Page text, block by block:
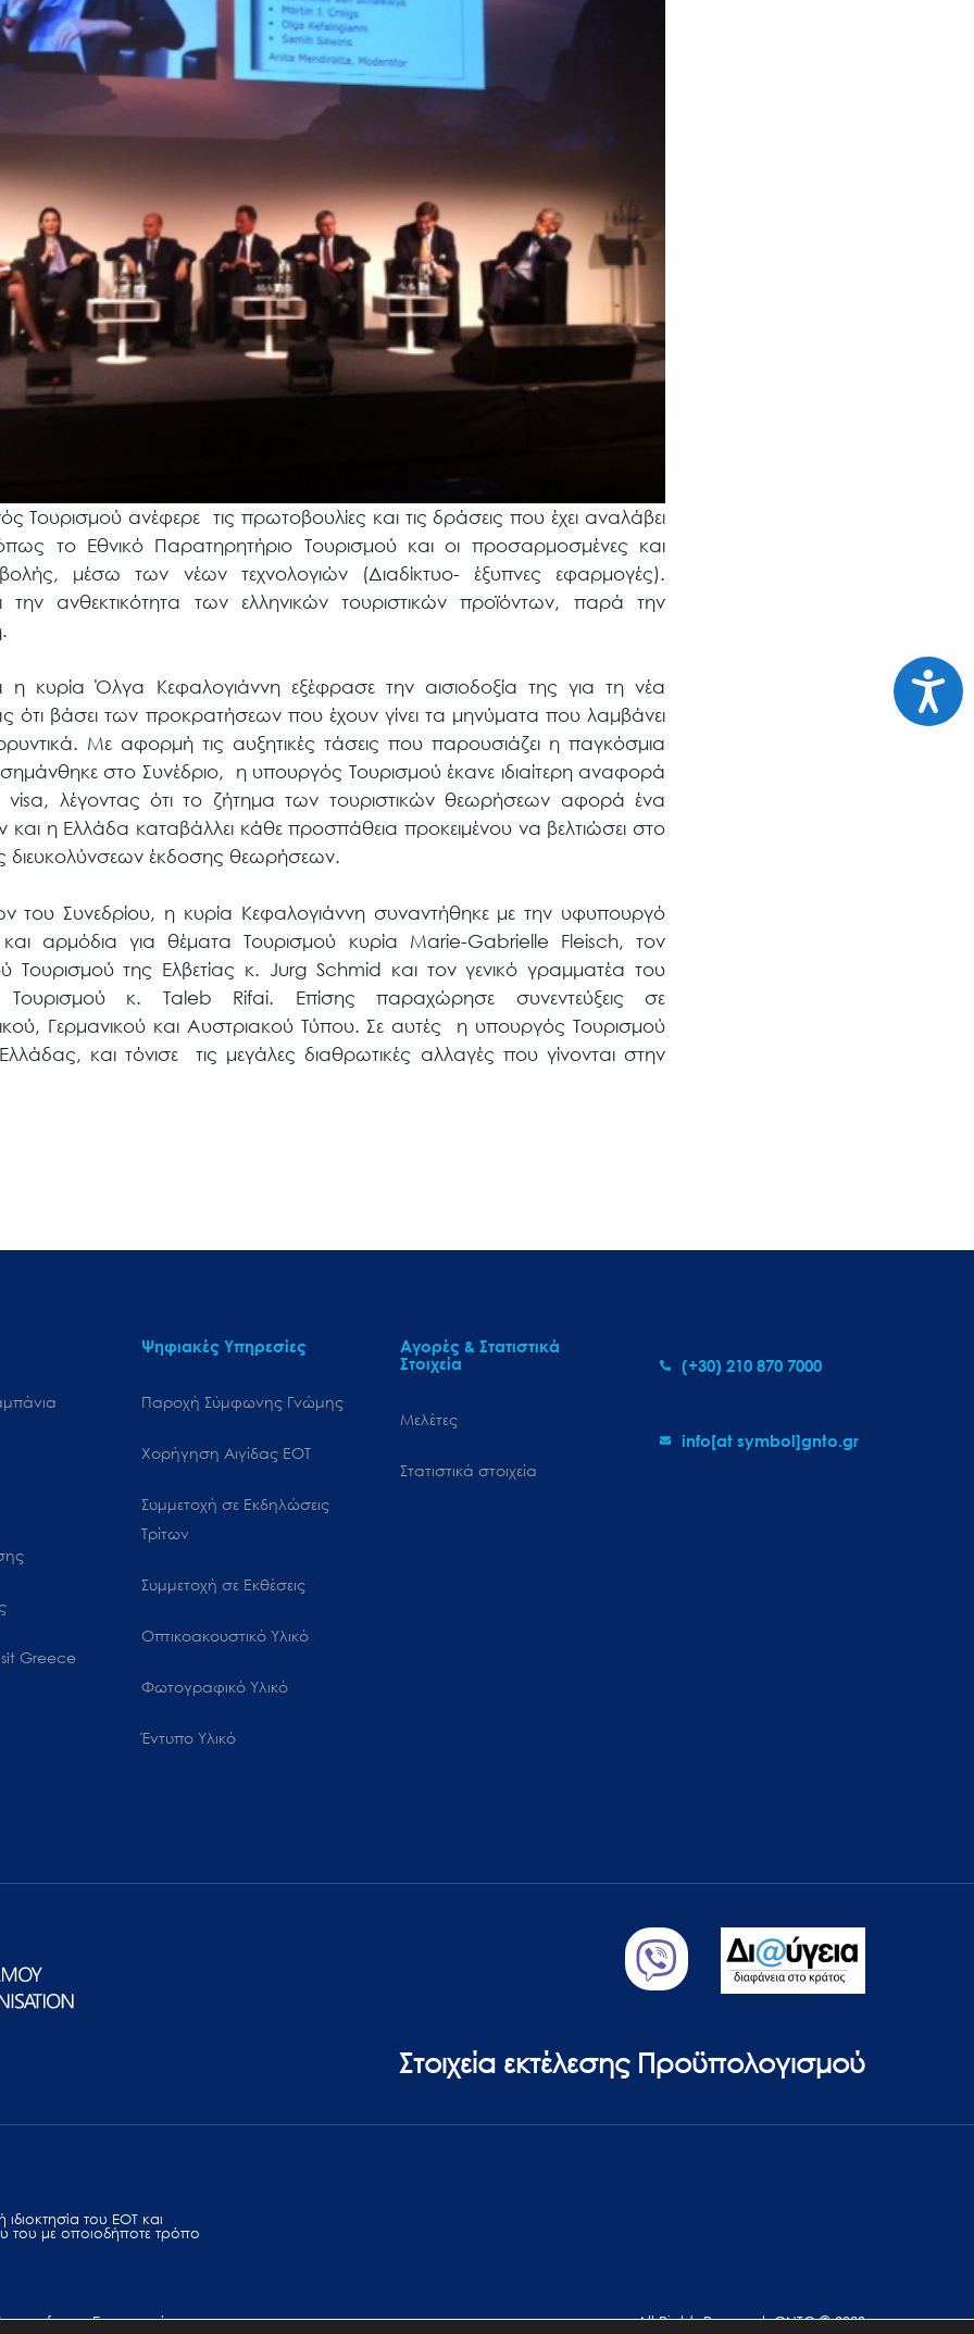
Τουρισμού ανέφερε τις πρωτοβουλίες και τις δράσεις που έχει αναλάβει
το Εθνικό Παρατηρητήριο Τουρισμού και οι προσαρμοσμένες και
μέσω των νέων τεχνολογιών (Διαδίκτυο- έξυπνες εφαρμογές).
ανθεκτικότητα των ελληνικών τουριστικών προϊόντων, παρά την
κυρία Όλγα Κεφαλογιάννη εξέφρασε την αισιοδοξία της για τη νέα
ότι βάσει των προκρατήσεων που έχουν γίνει τα μηνύματα που λαμβάνει
Με αφορμή τις αυξητικές τάσεις που παρουσιάζει η παγκόσμια
στο Συνέδριο, η υπουργός Τουρισμού έκανε ιδιαίτερη αναφορά
visa, λέγοντας ότι το ζήτημα των τουριστικών θεωρήσεων αφορά ένα
η Ελλάδα καταβάλλει κάθε προσπάθεια προκειμένου να βελτιώσει στο
διευκολύνσεων έκδοσης θεωρήσεων.
του Συνεδρίου, η κυρία Κεφαλογιάννη συναντήθηκε με την υφυπουργό
και αρμόδια για θέματα Τουρισμού κυρία Marie-Gabrielle Fleisch, τον
Τουρισμού της Ελβετίας κ. Jurg Schmid και τον γενικό γραμματέα του
Τουρισμού κ. Taleb Rifai. Επίσης παραχώρησε συνεντεύξεις σε
Γερμανικού και Αυστριακού Τύπου. Σε αυτές η υπουργός Τουρισμού
και τόνισε τις μεγάλες διαθρωτικές αλλαγές που γίνονται στην
Greece
Ψηφιακές Υπηρεσίες
Παροχή Σύμφωνης Γνώμης
Χορήγηση Αιγίδας ΕΟΤ
Συμμετοχή σε Εκδηλώσεις
Τρίτων
Συμμετοχή σε Εκθέσεις
Οπτικοακουστικό Υλικό
Φωτογραφικό Υλικό
Έντυπο Υλικό
Αγορές & Στατιστικά
Στοιχεία
Μελέτες
Στατιστικά στοιχεία
(+30) 210 870 7000
info[at symbol]gnto.gr
Στοιχεία εκτέλεσης Προϋπολογισμού
του ΕΟΤ και
του με οποιοδήποτε τρόπο
of use Επικοινωνία All Rights Reserved. GNTO © 2023